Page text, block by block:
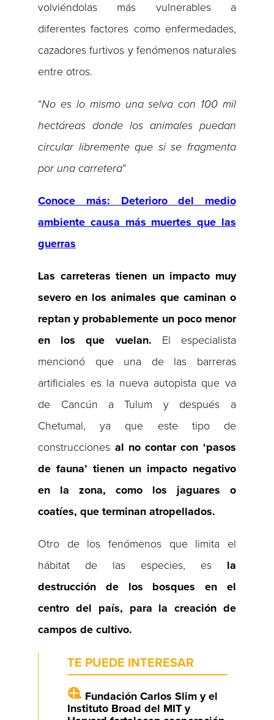
volviéndolas más vulnerables a
diferentes factores como enfermedades,
cazadores furtivos y fenómenos naturales
entre otros.
“No es lo mismo una selva con 100 mil
hectáreas donde los animales puedan
circular libremente que si se fragmenta
por una carretera”
Conoce más: Deterioro del medio
ambiente causa más muertes que las
guerras
Las carreteras tienen un impacto muy
severo en los animales que caminan o
reptan y probablemente un poco menor
en los que vuelan. El especialista
mencionó que una de las barreras
artificiales es la nueva autopista que va
de Cancún a Tulum y después a
Chetumal, ya que este tipo de
construcciones al no contar con ‘pasos
de fauna’ tienen un impacto negativo
en la zona, como los jaguares o
coatíes, que terminan atropellados.
Otro de los fenómenos que limita el
hábitat de las especies, esla
destrucción de los bosques en el
centro del país, para la creación de
campos de cultivo.
TE PUEDE INTERESAR
Fundación Carlos Slim y el
Instituto Broad del MIT y